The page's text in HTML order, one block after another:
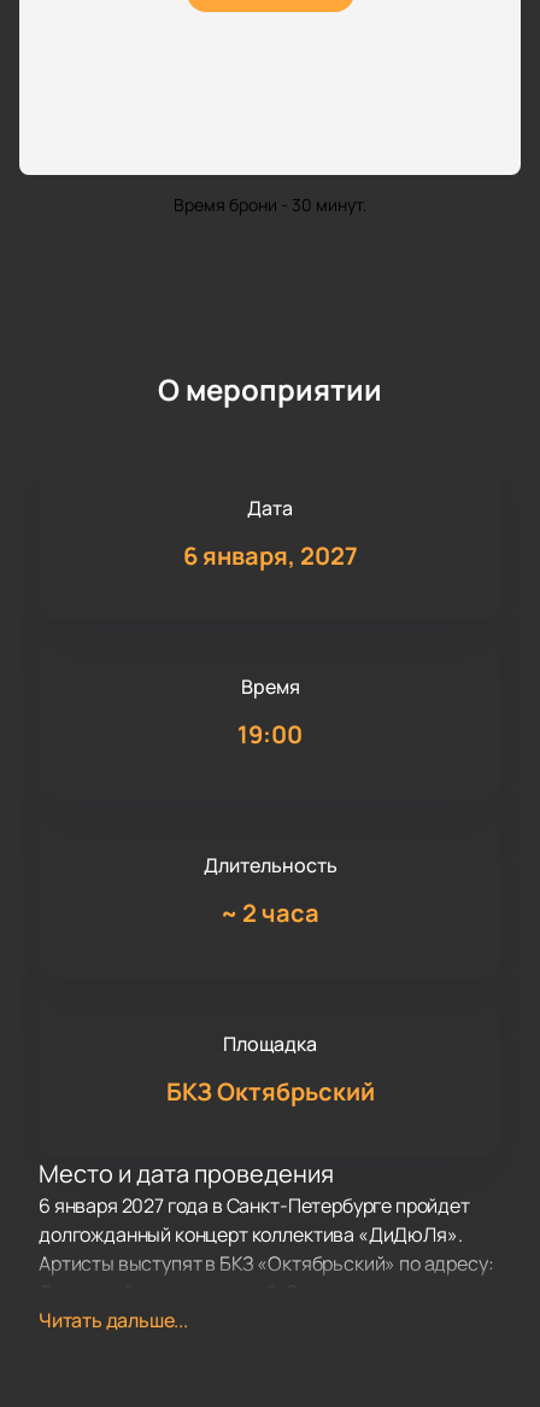
Время брони - 30 минут.
О мероприятии
Дата
6 января, 2027
Время
19:00
Длительность
~ 2 часа
Площадка
БКЗ Октябрьский
Место и дата проведения
6 января 2027 года в Санкт-Петербурге пройдет
долгожданный концерт коллектива «ДиДюЛя».
Артисты выступят в БКЗ «Октябрьский» по адресу:
отличной акустикой и удобством для гостей.
Читать дальше...